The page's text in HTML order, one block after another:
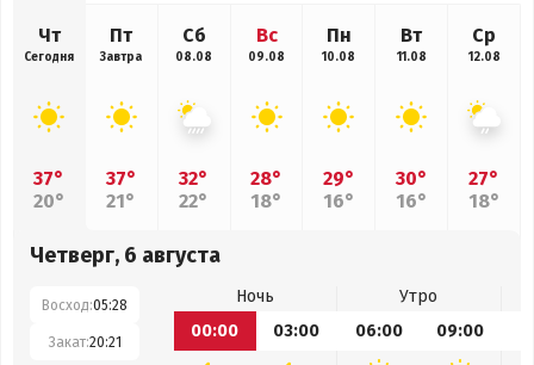
Чт
Сегодня
37°
20°
Пт
Завтра
37°
21°
Сб
08.08
32°
22°
Вс
09.08
28°
18°
Пн
10.08
29°
16°
Вт
11.08
30°
16°
Ср
12.08
27°
18°
Четверг, 6 августа
Восход:05:28
Закат:20:21
Ночь
Утро
00:00
03:00 06:00 09:00